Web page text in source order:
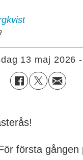
13 maj 2026
första gången